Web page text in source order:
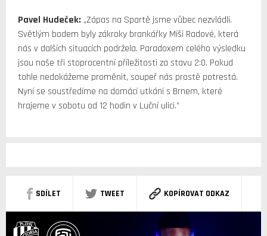
Pavel Hudeček: „Zápas na Spartě jsme vůbec nezvládli.
Světlým bodem byly zákroky brankářky Míši Radové, která
nás v dalších situacích podržela. Paradoxem celého výsledku
jsou naše tři stoprocentní příležitosti za stavu 2:0. Pokud
tohle nedokážeme proměnit, soupeř nás prostě potrestá.
Nyní se soustředíme na domácí utkání s Brnem, které
hrajeme v sobotu od 12 hodin v Luční ulici.”
SDÍLET TWEET KOPÍROVAT ODKAZ